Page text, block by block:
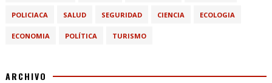
POLICIACA SALUD SEGURIDAD CIENCIA ECOLOGIA
ECONOMIA POLÍTICA TURISMO
ARCHIVO